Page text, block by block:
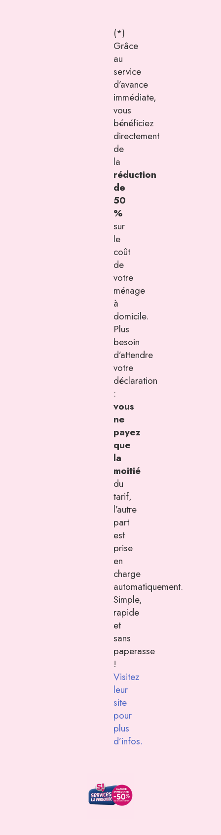
(*)
Grâce
au
service
d’avance
immédiate,
vous
bénéficiez
directement
de
la
réduction
de
50
%
sur
le
coût
de
votre
ménage
à
domicile.
Plus
besoin
d’attendre
votre
déclaration
:
vous
ne
payez
que
la
moitié
du
tarif,
l’autre
part
est
prise
en
charge
automatiquement.
Simple,
rapide
et
sans
paperasse
!
Visitez
leur
site
pour
plus
d’infos.